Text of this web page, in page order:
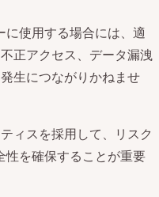
使用する場合には、適
正アクセス、データ漏洩
生につながりかねませ
ィスを採用して、リスク
を確保することが重要